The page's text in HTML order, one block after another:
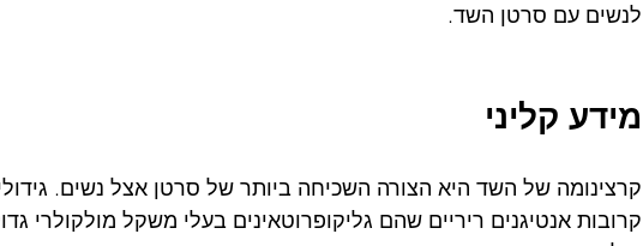
לנשים עם סרטן השד.
מידע קליני
קרצינומה של השד היא הצורה השכיחה ביותר של סרטן אצל נשים.
קרובות אנטיגנים ריריים שהם גליקופרוטאינים בעלי משקל מולקולרי